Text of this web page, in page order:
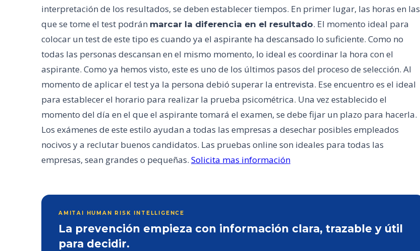
interpretación de los resultados, se deben establecer tiempos. En primer lugar, las horas en las
que se tome el test podrán marcar la diferencia en el resultado. El momento ideal para
colocar un test de este tipo es cuando ya el aspirante ha descansado lo suficiente. Como no
todas las personas descansan en el mismo momento, lo ideal es coordinar la hora con el
aspirante. Como ya hemos visto, este es uno de los últimos pasos del proceso de selección. Al
momento de aplicar el test ya la persona debió superar la entrevista. Ese encuentro es el ideal
para establecer el horario para realizar la prueba psicométrica. Una vez establecido el
momento del día en el que el aspirante tomará el examen, se debe fijar un plazo para hacerla.
Los exámenes de este estilo ayudan a todas las empresas a desechar posibles empleados
nocivos y a reclutar buenos candidatos. Las pruebas online son ideales para todas las
empresas, sean grandes o pequeñas. Solicita mas información
AMITAI HUMAN RISK INTELLIGENCE
La prevención empieza con información clara, trazable y útil
para decidir.